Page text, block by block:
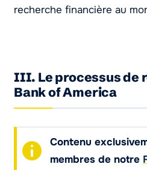
recherche financière au
III. Le processus de
Bank of America
Contenu
membres de notre